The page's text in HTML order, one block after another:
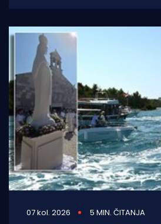
07 kol. 2026 5 MIN. ČITANJA